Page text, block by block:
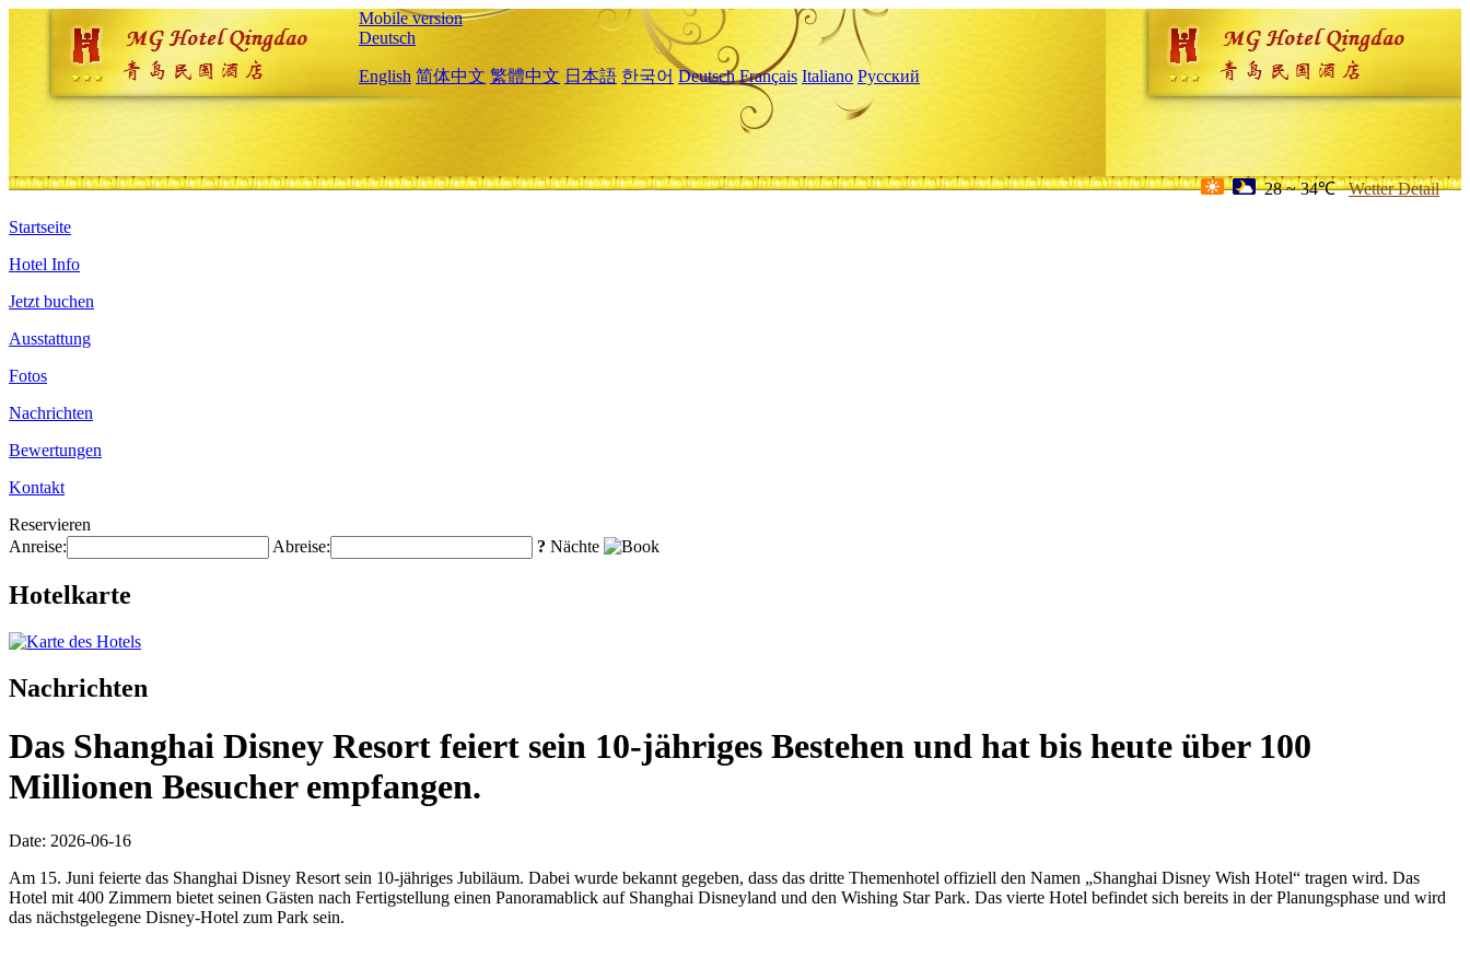
Mobile version
Deutsch
English 简体中文 繁體中文 日本語 한국어 Deutsch Français Italiano Русский
28 ~ 34℃ Wetter Detail
Startseite
Hotel Info
Jetzt buchen
Ausstattung
Fotos
Nachrichten
Bewertungen
Kontakt
Reservieren
Anreise:
Abreise: ? Nächte
Hotelkarte
Nachrichten
Das Shanghai Disney Resort feiert sein 10-jähriges Bestehen und hat bis heute über 100
Millionen Besucher empfangen.
Date: 2026-06-16
Am 15. Juni feierte das Shanghai Disney Resort sein 10-jähriges Jubiläum. Dabei wurde bekannt gegeben, dass das dritte Themenhotel offiziell den Namen „Shanghai Disney Wish Hotel“ tragen wird. Das
Hotel mit 400 Zimmern bietet seinen Gästen nach Fertigstellung einen Panoramablick auf Shanghai Disneyland und den Wishing Star Park. Das vierte Hotel befindet sich bereits in der Planungsphase und wird
das nächstgelegene Disney-Hotel zum Park sein.